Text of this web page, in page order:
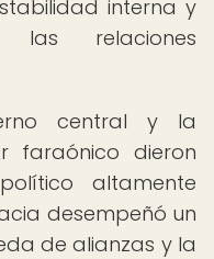
interna y
relaciones
central y la
faraónico dieron
altamente
desempeñó un
de alianzas y la